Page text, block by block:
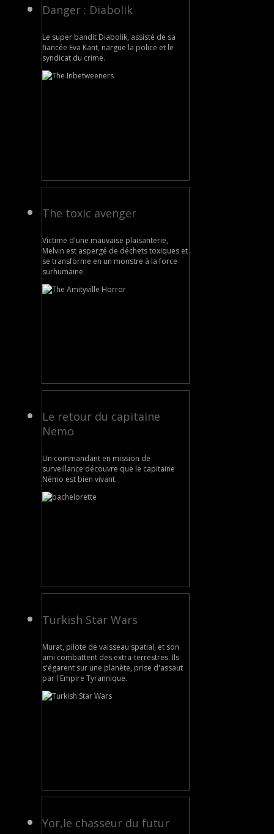
Danger : Diabolik
Le super bandit Diabolik, assisté de sa
fiancée Eva Kant, nargue la police et le
syndicat du crime.
The toxic avenger
Victime d'une mauvaise plaisanterie,
Melvin est aspergé de déchets toxiques et
se transforme en un monstre à la force
surhumaine.
Le retour du capitaine
Nemo
Un commandant en mission de
surveillance découvre que le capitaine
Némo est bien vivant.
Turkish Star Wars
Murat, pilote de vaisseau spatial, et son
ami combattent des extra-terrestres. Ils
s'égarent sur une planète, prise d'assaut
par l'Empire Tyrannique.
Yor,le chasseur du futur